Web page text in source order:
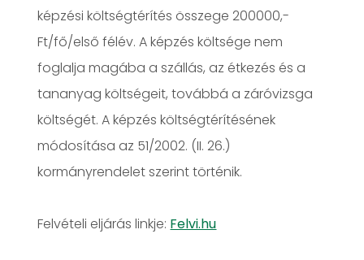
képzési költségtérítés összege 200000,-
Ft/fő/első félév. A képzés költsége nem
foglalja magába a szállás, az étkezés és a
tananyag költségeit, továbbá a záróvizsga
költségét. A képzés költségtérítésének
módosítása az 51/2002. (II. 26.)
kormányrendelet szerint történik.
​​​​​​Felvételi eljárás linkje: Felvi.hu